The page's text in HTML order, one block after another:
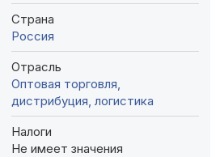
Страна
Россия
Отрасль
Оптовая торговля,
дистрибуция, логистика
Налоги
Не имеет значения